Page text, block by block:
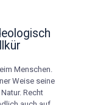
Menschen.
Weise seine
Recht